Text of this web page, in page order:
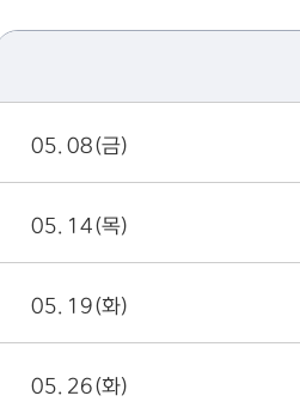
05. 08(금)
05. 14(목)
05. 19(화)
05. 26(화)